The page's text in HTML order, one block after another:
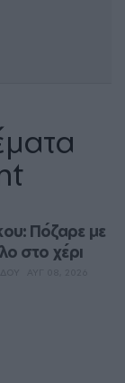
Πόζαρε με
στο χέρι